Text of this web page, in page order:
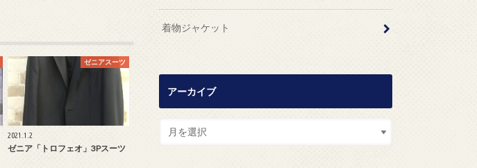
ゼニアスーツ
2021.1.2
ゼニア「トロフェオ」3Pスーツ
着物ジャケット
アーカイブ